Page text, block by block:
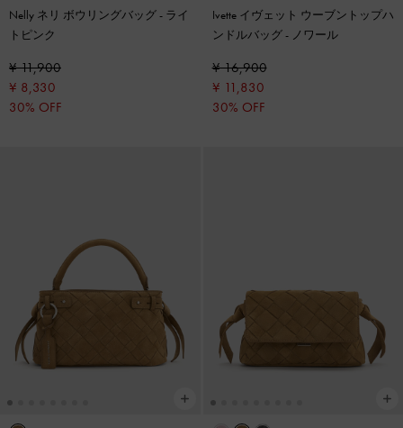
Nelly ネリ ボウリングバッグ- ライ
トピンク
¥ 11,900
¥ 8,330
30% OFF
Ivette イヴェット ウーブントップハ
ンドルバッグ- ノワール
¥ 16,900
¥ 11,830
30% OFF